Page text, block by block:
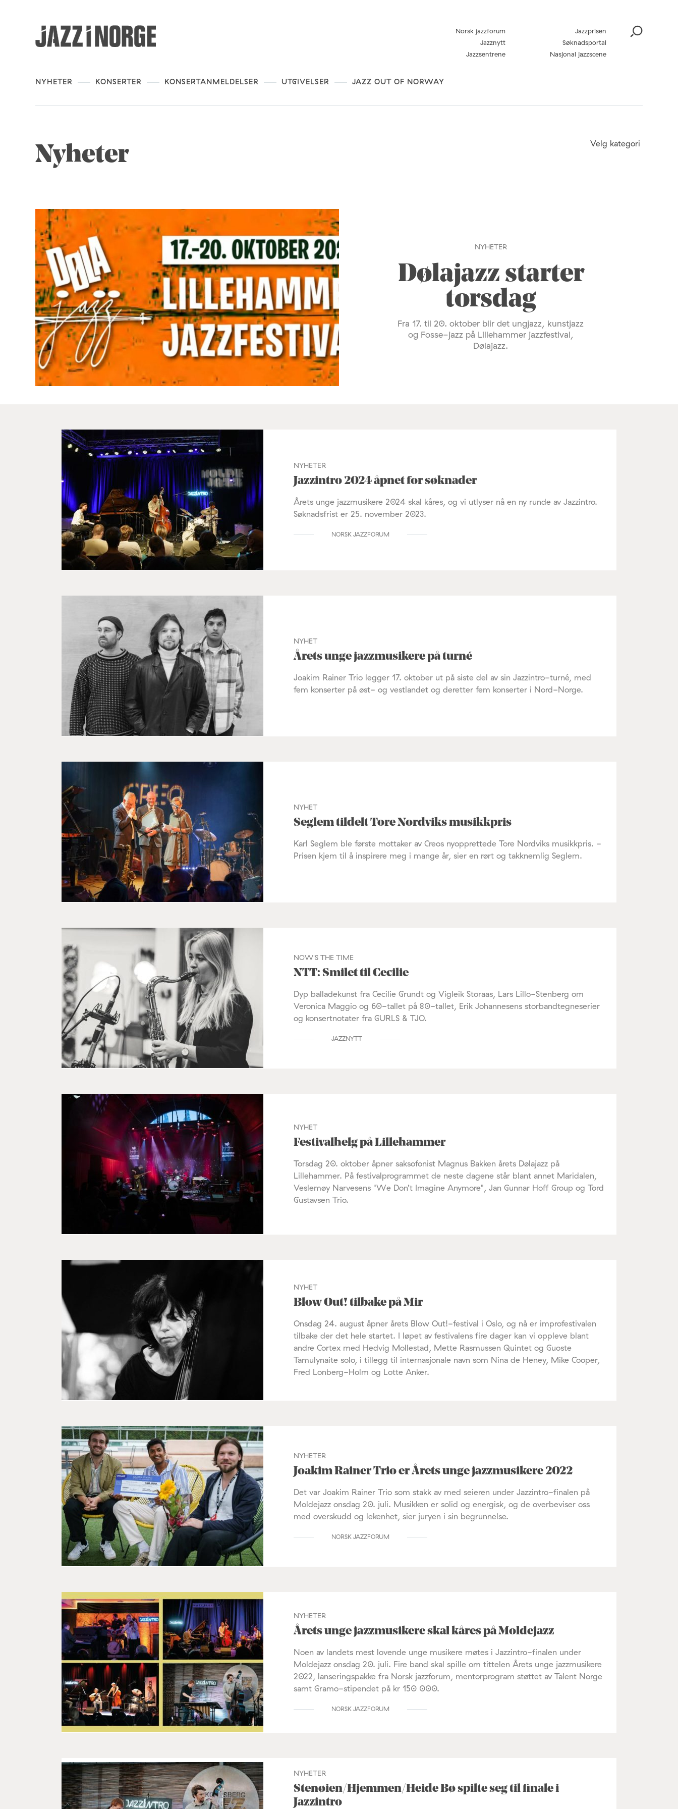
NYHETER KONSERTER KONSERTANMELDELSER UTGIVELSER JAZZ OUT OF NORWAY
Norsk jazzforum
Jazzprisen
Jazznytt
Søknadsportal
Jazzsentrene
Nasjonal jazzscene
Velg kategori
Nyheter
NYHETER
Dølajazz starter
torsdag
Fra 17. til 20. oktober blir det ungjazz, kunstjazz
og Fosse-jazz på Lillehammer jazzfestival,
Dølajazz.
NYHETER
Jazzintro 2024 åpnet for søknader
Årets unge jazzmusikere 2024 skal kåres, og vi utlyser nå en ny runde av Jazzintro.
Søknadsfrist er 25. november 2023.
NORSK JAZZFORUM
NYHET
Årets unge jazzmusikere på turné
Joakim Rainer Trio legger 17. oktober ut på siste del av sin Jazzintro-turné, med
fem konserter på øst- og vestlandet og deretter fem konserter i Nord-Norge.
NYHET
Seglem tildelt Tore Nordviks musikkpris
Karl Seglem ble første mottaker av Creos nyopprettede Tore Nordviks musikkpris. -
Prisen kjem til å inspirere meg i mange år, sier en rørt og takknemlig Seglem.
NOW'S THE TIME
NTT: Smilet til Cecilie
Dyp balladekunst fra Cecilie Grundt og Vigleik Storaas, Lars Lillo-Stenberg om
Veronica Maggio og 60-tallet på 80-tallet, Erik Johannesens storbandtegneserier
og konsertnotater fra GURLS & TJO.
JAZZNYTT
NYHET
Festivalhelg på Lillehammer
Torsdag 20. oktober åpner saksofonist Magnus Bakken årets Dølajazz på
Lillehammer. På festivalprogrammet de neste dagene står blant annet Maridalen,
Veslemøy Narvesens "We Don’t Imagine Anymore", Jan Gunnar Hoff Group og Tord
Gustavsen Trio.
NYHET
Blow Out! tilbake på Mir
Onsdag 24. august åpner årets Blow Out!-festival i Oslo, og nå er improfestivalen
tilbake der det hele startet. I løpet av festivalens fire dager kan vi oppleve blant
andre Cortex med Hedvig Mollestad, Mette Rasmussen Quintet og Guoste
Tamulynaite solo, i tillegg til internasjonale navn som Nina de Heney, Mike Cooper,
Fred Lonberg-Holm og Lotte Anker.
NYHETER
Joakim Rainer Trio er Årets unge jazzmusikere 2022
Det var Joakim Rainer Trio som stakk av med seieren under Jazzintro-finalen på
Moldejazz onsdag 20. juli. Musikken er solid og energisk, og de overbeviser oss
med overskudd og lekenhet, sier juryen i sin begrunnelse.
NORSK JAZZFORUM
NYHETER
Årets unge jazzmusikere skal kåres på Moldejazz
Noen av landets mest lovende unge musikere møtes i Jazzintro-finalen under
Moldejazz onsdag 20. juli. Fire band skal spille om tittelen Årets unge jazzmusikere
2022, lanseringspakke fra Norsk jazzforum, mentorprogram støttet av Talent Norge
samt Gramo-stipendet på kr 150 000.
NORSK JAZZFORUM
NYHETER
Stenøien/Hjemmen/Heide Bø spilte seg til finale i
Jazzintro